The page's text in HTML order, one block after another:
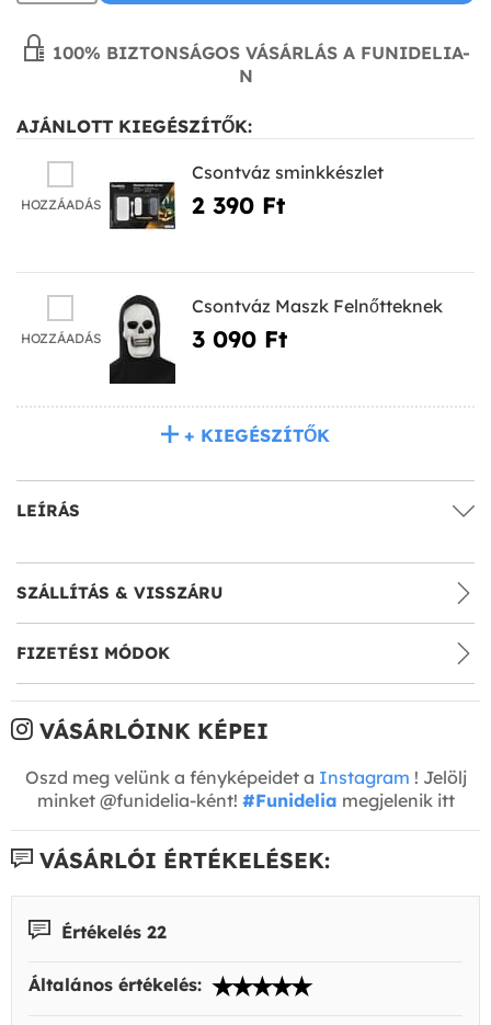
100% BIZTONSÁGOS VÁSÁRLÁS A FUNIDELIA-
N
AJÁNLOTT KIEGÉSZÍTŐK:
HOZZÁADÁS
Csontváz sminkkészlet
2 390 Ft‎
HOZZÁADÁS
Csontváz Maszk Felnőtteknek
3 090 Ft‎
+ KIEGÉSZÍTŐK
LEÍRÁS
SZÁLLÍTÁS & VISSZÁRU
FIZETÉSI MÓDOK
VÁSÁRLÓINK KÉPEI
Oszd meg velünk a fényképeidet a Instagram ! Jelölj
minket @funidelia-ként! #Funidelia megjelenik itt
VÁSÁRLÓI ÉRTÉKELÉSEK:
Értékelés 22
Általános értékelés: